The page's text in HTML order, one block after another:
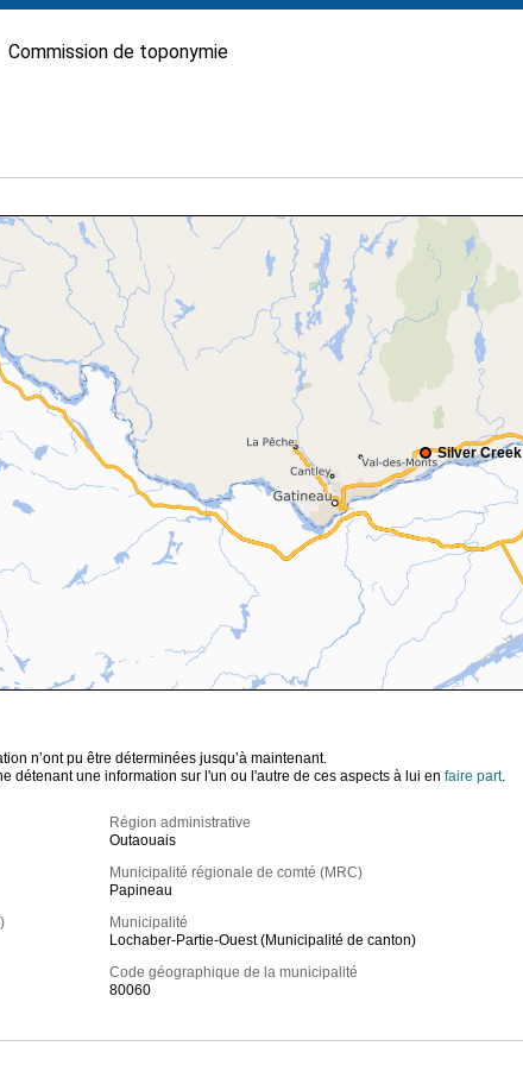
Commission de toponymie
Silver Creek
n’ont pu être déterminées jusqu’à maintenant.
détenant une information sur l'un ou l'autre de ces aspects à lui en faire part.
Région administrative
Outaouais
Municipalité régionale de comté (MRC)
Papineau
Municipalité
Lochaber-Partie-Ouest (Municipalité de canton)
Code géographique de la municipalité
80060